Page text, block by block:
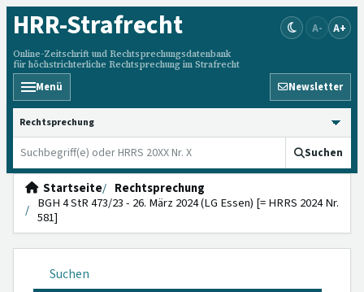
HRR-Strafrecht
Online-Zeitschrift und Rechtsprechungsdatenbank
für höchstrichterliche Rechtsprechung im Strafrecht
A- A+
Menü Newsletter
HRRS durchsuchen
Suchen
Startseite
Rechtsprechung
BGH 4 StR 473/23 - 26. März 2024 (LG Essen) [= HRRS 2024 Nr.
581]
Suchen